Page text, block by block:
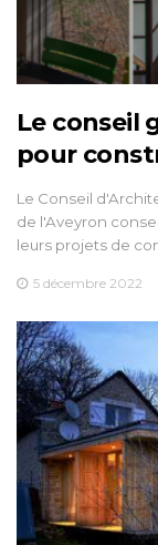
Le conseil
pour
Le Conseil
de l'Aveyron
leurs projets de
5 décembre 2022